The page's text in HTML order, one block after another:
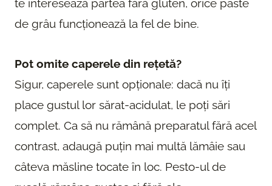
te interesează partea fără gluten, orice paste
de grâu funcționează la fel de bine.
Pot omite caperele din rețetă?
Sigur, caperele sunt opționale: dacă nu îți
place gustul lor sărat-acidulat, le poți sări
complet. Ca să nu rămână preparatul fără acel
contrast, adaugă puțin mai multă lămâie sau
câteva măsline tocate în loc. Pesto-ul de